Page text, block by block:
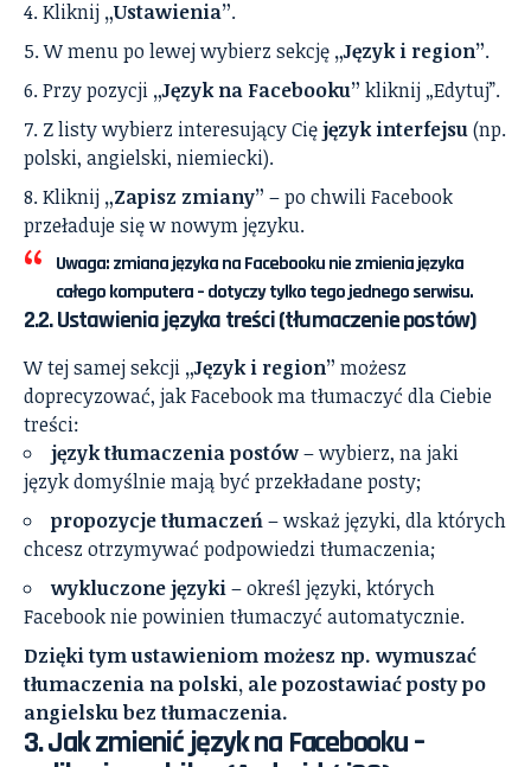
Kliknij „Ustawienia”.
W menu po lewej wybierz sekcję „Język i region”.
Przy pozycji „Język na Facebooku” kliknij „Edytuj”.
Z listy wybierz interesujący Cięjęzyk interfejsu(np.
polski, angielski, niemiecki).
Kliknij „Zapisz zmiany” – po chwili Facebook
przeładuje się w nowym języku.
Uwaga:zmiana języka na Facebooku nie zmienia języka
całego komputera – dotyczy tylko tego jednego serwisu.
2.2. Ustawienia języka treści (tłumaczenie postów)
W tej samej sekcji „Język i region” możesz
doprecyzować, jak Facebook ma tłumaczyć dla Ciebie
treści:
język tłumaczenia postów– wybierz, na jaki
język domyślnie mają być przekładane posty;
propozycje tłumaczeń– wskaż języki, dla których
chcesz otrzymywać podpowiedzi tłumaczenia;
wykluczone języki– określ języki, których
Facebook nie powinien tłumaczyć automatycznie.
Dzięki tym ustawieniom możesz np. wymuszać
tłumaczenia na polski, ale pozostawiać posty po
angielsku bez tłumaczenia.
3. Jak zmienić język na Facebooku –